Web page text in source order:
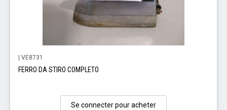
| VE8731
FERRO DA STIRO COMPLETO
Se connecter pour acheter